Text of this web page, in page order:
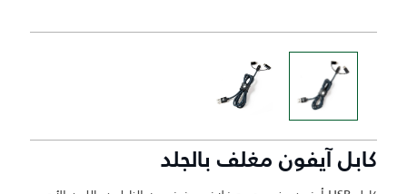
كابل آيفون مغلف بالجلد